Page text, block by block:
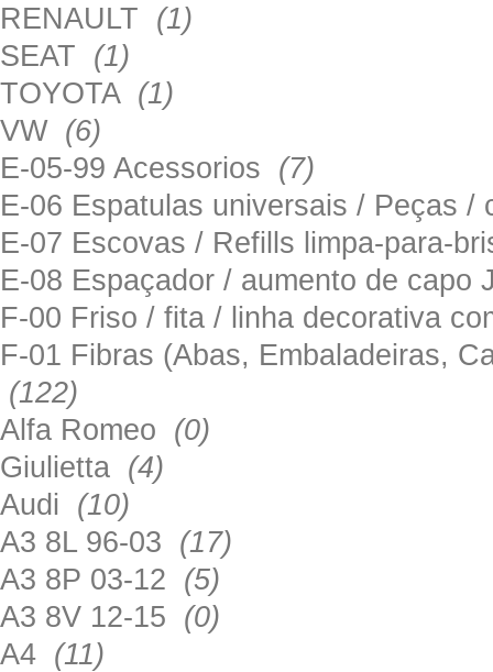
RENAULT (1)
SEAT (1)
TOYOTA (1)
VW (6)
E-05-99 Acessorios (7)
E-06 Espatulas universais / Peças
E-07 Escovas / Refills limpa-para-
E-08 Espaçador / aumento de
F-00 Friso / fita / linha decorativa
F-01 Fibras (Abas, Embaladeiras,
(122)
Alfa Romeo (0)
Giulietta (4)
Audi (10)
A3 8L 96-03 (17)
A3 8P 03-12 (5)
A3 8V 12-15 (0)
A4 (11)